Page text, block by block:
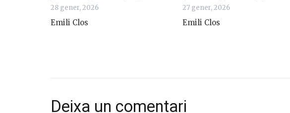
28 gener, 2026
Emili Clos
27 gener, 2026
Emili Clos
Deixa un comentari